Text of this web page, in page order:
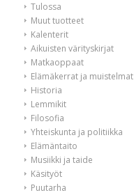
Tulossa
Muut tuotteet
Kalenterit
Aikuisten värityskirjat
Matkaoppaat
Elämäkerrat ja muistelmat
Historia
Lemmikit
Filosofia
Yhteiskunta ja politiikka
Elämäntaito
Musiikki ja taide
Käsityöt
Puutarha